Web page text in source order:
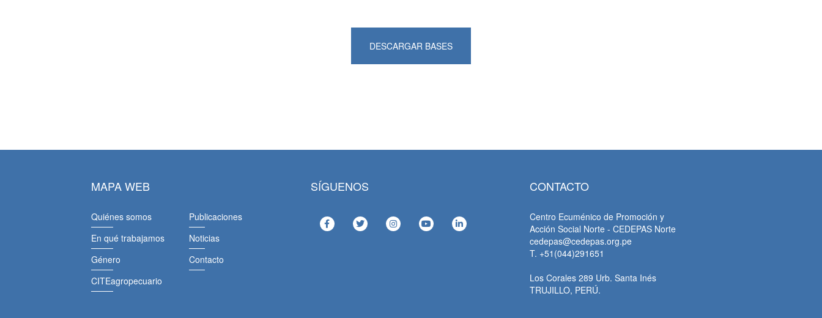
DESCARGAR BASES
MAPA WEB
Quiénes somos
En qué trabajamos
Género
CITEagropecuario
Publicaciones
Noticias
Contacto
SÍGUENOS CONTACTO
Centro Ecuménico de Promoción y
Acción Social Norte - CEDEPAS Norte
cedepas@cedepas.org.pe
T. +51(044)291651
Los Corales 289 Urb. Santa Inés
TRUJILLO, PERÚ.